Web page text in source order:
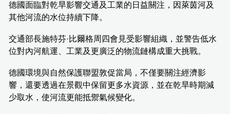
德國面臨對乾旱影響交通及工業的日益關注，因萊茵河及
其他河流的水位持續下降。
交通部長施特芬·比爾格周四會見受影響組織，並警告低水
位對內河航運、工業及更廣泛的物流鏈構成重大挑戰。
德國環境與自然保護聯盟敦促當局，不僅要關注經濟影
響，還要透過在景觀中保留更多水資源，並在乾旱時期減
少取水，使河流更能抵禦氣候變化。